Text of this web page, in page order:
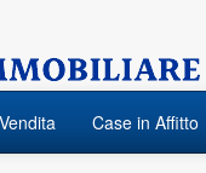
Case in Affitto